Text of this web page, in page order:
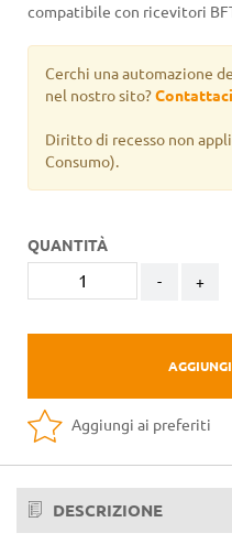
compatibile con ricevitori
Cerchi una automazione
nel nostro sito?Contattaci
Diritto di recesso non
Consumo).
QUANTITÀ
- +
Aggiungi ai preferiti
DESCRIZIONE